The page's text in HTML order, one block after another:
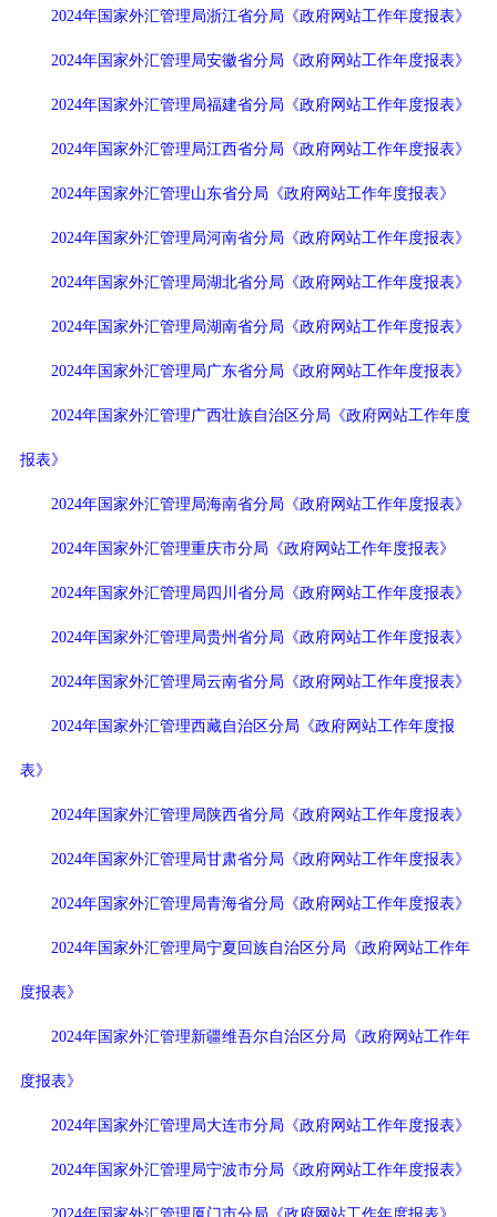
2024年国家外汇管理局浙江省分局《政府网站工作年度报表》
2024年国家外汇管理局安徽省分局《政府网站工作年度报表》
2024年国家外汇管理局福建省分局《政府网站工作年度报表》
2024年国家外汇管理局江西省分局《政府网站工作年度报表》
2024年国家外汇管理山东省分局《政府网站工作年度报表》
2024年国家外汇管理局河南省分局《政府网站工作年度报表》
2024年国家外汇管理局湖北省分局《政府网站工作年度报表》
2024年国家外汇管理局湖南省分局《政府网站工作年度报表》
2024年国家外汇管理局广东省分局《政府网站工作年度报表》
2024年国家外汇管理广西壮族自治区分局《政府网站工作年度
报表》
2024年国家外汇管理局海南省分局《政府网站工作年度报表》
2024年国家外汇管理重庆市分局《政府网站工作年度报表》
2024年国家外汇管理局四川省分局《政府网站工作年度报表》
2024年国家外汇管理局贵州省分局《政府网站工作年度报表》
2024年国家外汇管理局云南省分局《政府网站工作年度报表》
2024年国家外汇管理西藏自治区分局《政府网站工作年度报
表》
2024年国家外汇管理局陕西省分局《政府网站工作年度报表》
2024年国家外汇管理局甘肃省分局《政府网站工作年度报表》
2024年国家外汇管理局青海省分局《政府网站工作年度报表》
2024年国家外汇管理局宁夏回族自治区分局《政府网站工作年
度报表》
2024年国家外汇管理新疆维吾尔自治区分局《政府网站工作年
度报表》
2024年国家外汇管理局大连市分局《政府网站工作年度报表》
2024年国家外汇管理局宁波市分局《政府网站工作年度报表》